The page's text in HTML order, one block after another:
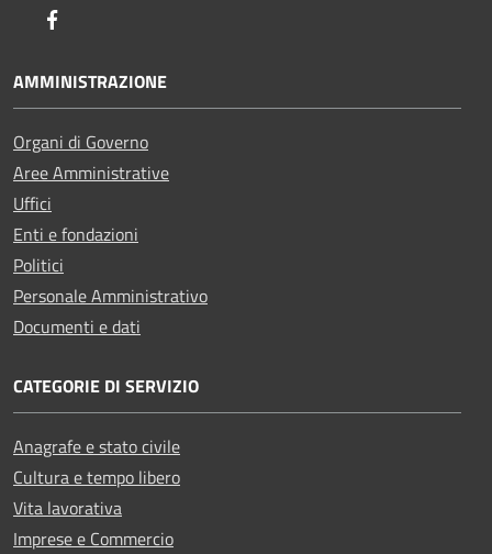
AMMINISTRAZIONE
Organi di Governo
Aree Amministrative
Uffici
Enti e fondazioni
Politici
Personale Amministrativo
Documenti e dati
CATEGORIE DI SERVIZIO
Anagrafe e stato civile
Cultura e tempo libero
Vita lavorativa
Imprese e Commercio